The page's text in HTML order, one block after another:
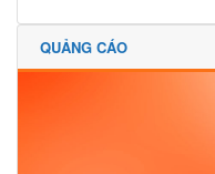
QUẢNG CÁO